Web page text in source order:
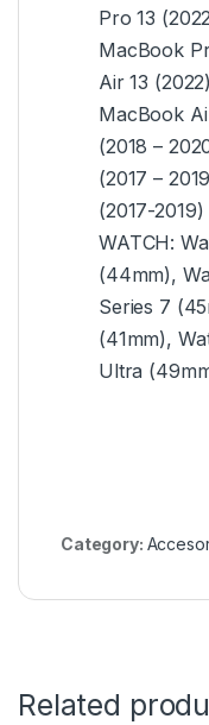
Pro 13
MacBook
Air 13
MacBook
(2018 –
(2017 –
(2017-2019)
WATCH:
(44mm),
Series 7
(41mm),
Ultra
Category:
Related